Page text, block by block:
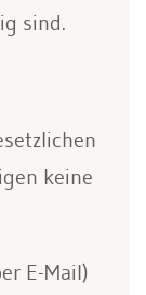
sind.
keine
E-Mail)